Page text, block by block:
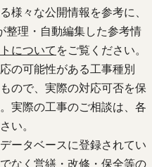
様々な公開情報を参考に、
整理・自動編集した参考情
について をご覧ください。
の可能性がある工事種別
ので、実際の対応可否を保
実際の工事のご相談は、各
い。
ータベースに登録されてい
なく営繕・改修・保全等の